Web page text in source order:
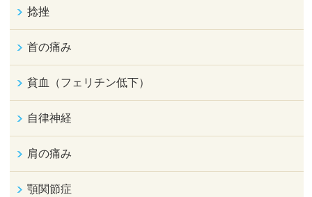
捻挫
首の痛み
貧血（フェリチン低下）
自律神経
肩の痛み
顎関節症